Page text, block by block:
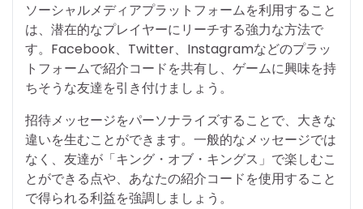
ソーシャルメディアプラットフォームを利用すること
は、潜在的なプレイヤーにリーチする強力な方法で
す。Facebook、Twitter、Instagramなどのプラッ
トフォームで紹介コードを共有し、ゲームに興味を持
ちそうな友達を引き付けましょう。
招待メッセージをパーソナライズすることで、大きな
違いを生むことができます。一般的なメッセージでは
なく、友達が「キング・オブ・キングス」で楽しむこ
とができる点や、あなたの紹介コードを使用すること
で得られる利益を強調しましょう。